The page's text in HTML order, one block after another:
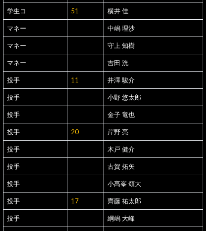
学生コ 51 横井 佳
マネー 中嶋 理沙
マネー 守上 知樹
マネー 吉田 洸
投手 11 井澤 駿介
投手 小野 悠太郎
投手 金子 竜也
投手 20 岸野 亮
投手 木戸 健介
投手 古賀 拓矢
投手 小髙峯 頌大
投手 17 齊藤 祐太郎
投手 綱嶋 大峰